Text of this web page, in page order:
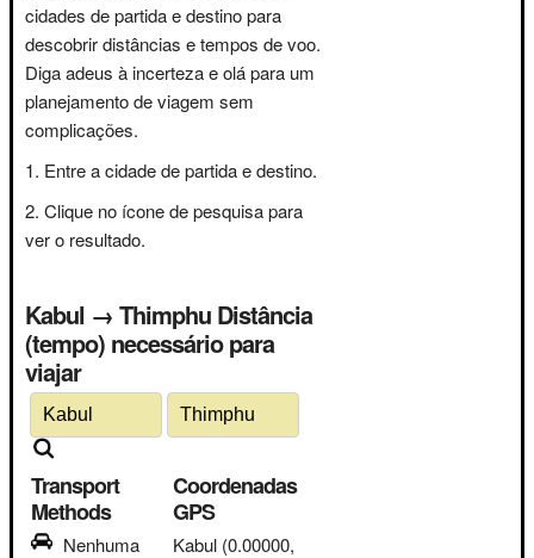
cidades de partida e destino para
descobrir distâncias e tempos de voo.
Diga adeus à incerteza e olá para um
planejamento de viagem sem
complicações.
Entre a cidade de partida e destino.
Clique no ícone de pesquisa para
ver o resultado.
Kabul → Thimphu Distância
(tempo) necessário para
viajar
Transport
Methods
Nenhuma
Coordenadas
GPS
Kabul (0.00000,